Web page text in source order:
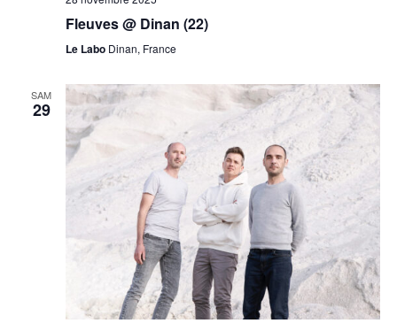
Fleuves @ Dinan (22)
Le Labo Dinan, France
SAM
29